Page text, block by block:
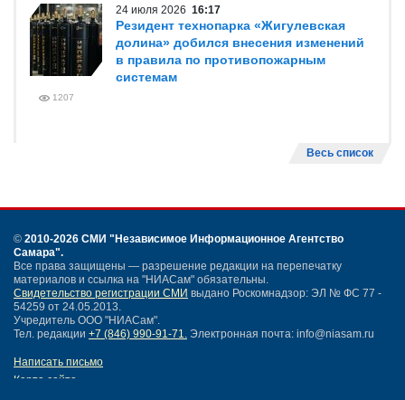
24 июля 2026 16:17
Резидент технопарка «Жигулевская
долина» добился внесения изменений
в правила по противопожарным
системам
1207
Весь список
© 2010-2026 СМИ "Независимое Информационное Агентство
Самара".
Все права защищены — разрешение редакции на перепечатку
материалов и ссылка на "НИАСам" обязательны.
Свидетельство регистрации СМИ выдано Роскомнадзор: ЭЛ № ФС 77 -
54259 от 24.05.2013.
Учредитель ООО "НИАСам".
Тел. редакции +7 (846) 990-91-71. Электронная почта: info@niasam.ru
Написать письмо
Карта сайта